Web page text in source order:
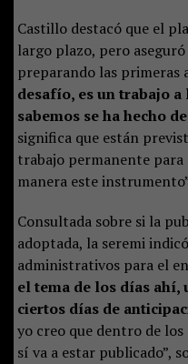
Castillo destacó que el
largo plazo, pero
preparando las primeras
desafío, es un trabajo
sabemos se ha hecho
significa que están
trabajo permanente
manera este
Consultada sobre si la
adoptada, la seremi
administrativos para el
el tema de los días ahí,
ciertos días de
yo creo que dentro de
sí va a estar publicado”,